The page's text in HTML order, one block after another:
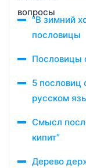
"В зимний
пословицы
Пословицы
5 пословиц
русском
Смысл
кипит”
Дерево